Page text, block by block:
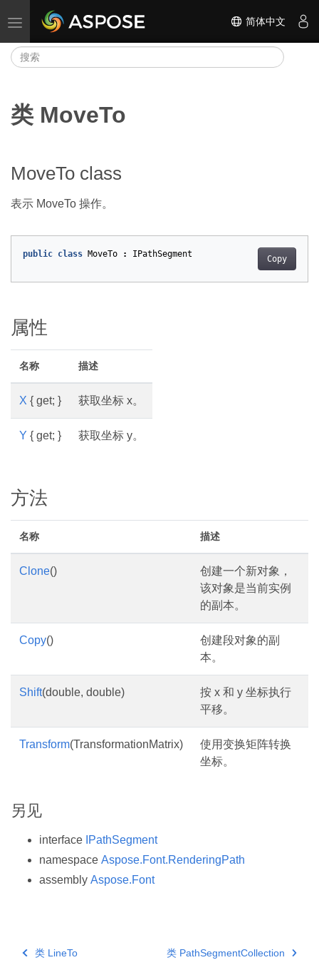
切换导航 简体中文
类 MoveTo
MoveTo class
表示 MoveTo 操作。
Copy
public class MoveTo : IPathSegment
属性
名称 描述
X { get; } 获取坐标 x。
Y { get; } 获取坐标 y。
方法
名称 描述
Clone()
创建一个新对象，
该对象是当前实例
的副本。
Copy()
创建段对象的副
本。
Shift(double, double)
按 x 和 y 坐标执行
平移。
Transform(TransformationMatrix)
使用变换矩阵转换
坐标。
另见
interface IPathSegment
namespace Aspose.Font.RenderingPath
assembly Aspose.Font
类 LineTo 类 PathSegmentCollection